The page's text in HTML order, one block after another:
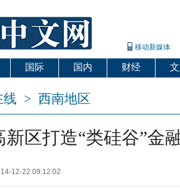
移动新媒体
国际 国内 财经
线 > 西南地区
新区打造“类硅谷”金
12-22 09:12:02